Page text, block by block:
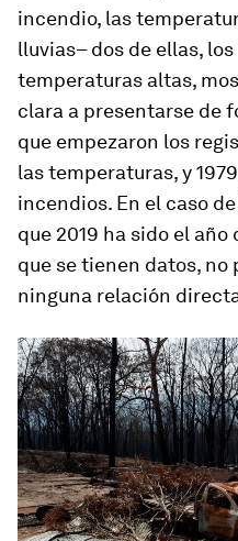
incendio, las
lluvias– dos de ellas,
temperaturas altas,
clara a presentarse de
que empezaron los
las temperaturas, y
incendios. En el caso
que 2019 ha sido el
que se tienen datos,
ninguna relación